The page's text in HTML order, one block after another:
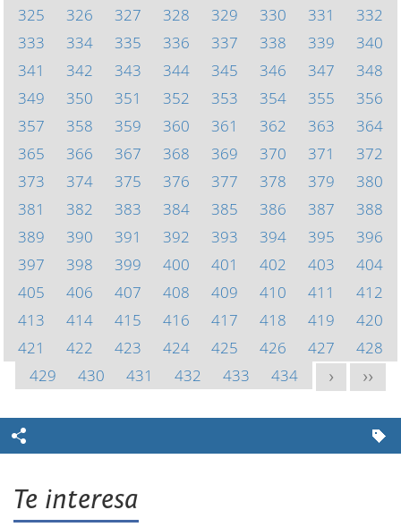
325
326 327 328 329 330 331
332
333
334 335 336 337 338 339
340
341
342 343 344 345 346 347
348
349
350 351 352 353 354 355
356
357
358 359 360 361 362 363
364
365
366 367 368 369 370 371
372
373
374 375 376 377 378 379
380
381
382 383 384 385 386 387
388
389
390 391 392 393 394 395
396
397
398 399 400 401 402 403
404
405
406 407 408 409 410 411
412
413
414 415 416 417 418 419
420
421
422 423 424 425 426 427
428
429
430 431 432 433 434 > >>
Te interesa